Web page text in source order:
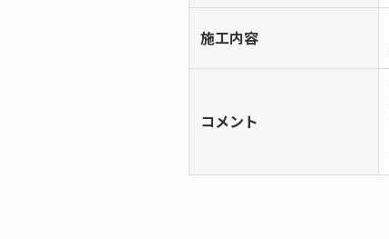
施工内容
コメント